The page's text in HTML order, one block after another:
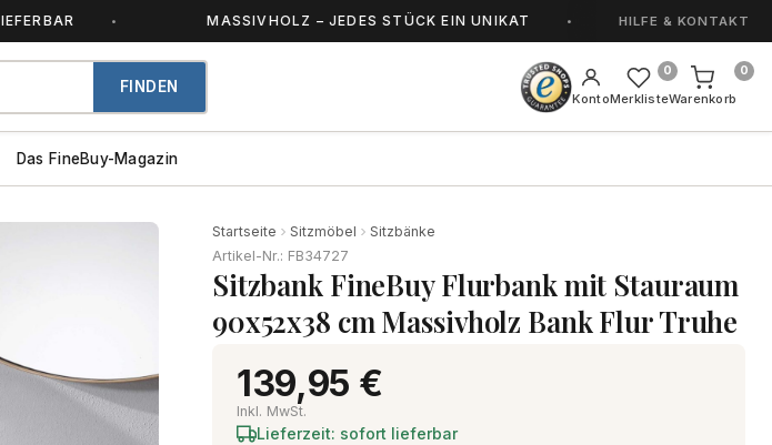
MASSIVHOLZ – JEDES STÜCK EIN UNIKAT HANDGEFERTIGT
HILFE & KONTAKT
FINDEN
KontoMerkliste
0
Warenkorb
0
Das FineBuy-Magazin
Startseite Sitzmöbel
Sitzbänke
Artikel-Nr.: FB34727
Sitzbank FineBuy Flurbank mit Stauraum
90x52x38 cm Massivholz Bank Flur Truhe
139,95 €
Inkl. MwSt.
Lieferzeit: sofort lieferbar